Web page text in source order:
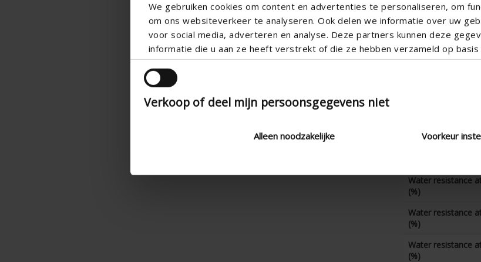
We gebruiken cookies om content en advertenties te personaliseren, om
om ons websiteverkeer te analyseren. Ook delen we informatie over uw
voor social media, adverteren en analyse. Deze partners kunnen deze
informatie die u aan ze heeft verstrekt of die ze hebben verzameld op basis
Verkoop of deel mijn persoonsgegevens niet
Alleen noodzakelijke Voorkeur
CE coefficient
K-factor
CD coefficient
Water resistance
(%)
Water resistance
(%)
Water resistance
(%)